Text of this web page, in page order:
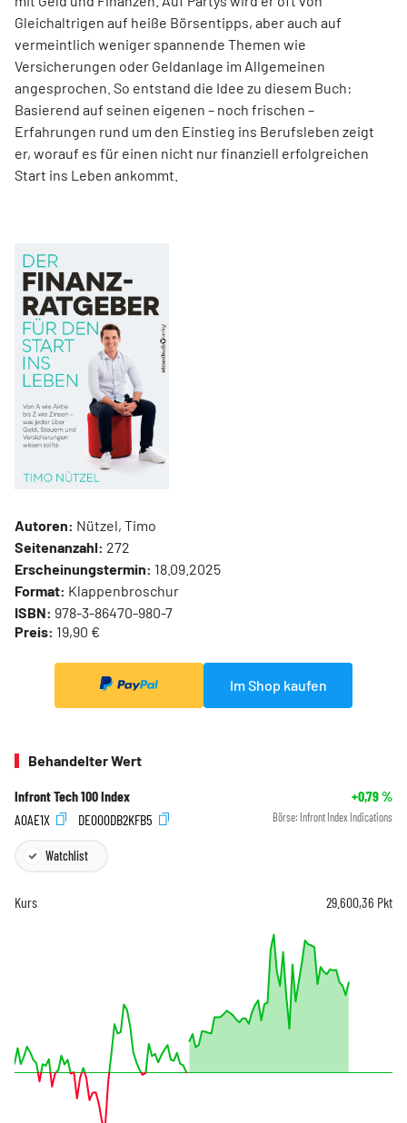
Gleichaltrigen auf heiße Börsentipps, aber auch auf
vermeintlich weniger spannende Themen wie
Versicherungen oder Geldanlage im Allgemeinen
angesprochen. So entstand die Idee zu diesem Buch:
Basierend auf seinen eigenen – noch frischen –
Erfahrungen rund um den Einstieg ins Berufsleben zeigt
er, worauf es für einen nicht nur finanziell erfolgreichen
Start ins Leben ankommt.
Autoren: Nützel, Timo
Seitenanzahl: 272
Erscheinungstermin: 18.09.2025
Format: Klappenbroschur
ISBN: 978-3-86470-980-7
Preis: 19,90 €
Im Shop kaufen
Behandelter Wert
Infront Tech 100 Index +0,79%
A0AE1X
DE000DB2KFB5 Börse: Infront Index Indications
Watchlist
Kurs 29.600,36 Pkt